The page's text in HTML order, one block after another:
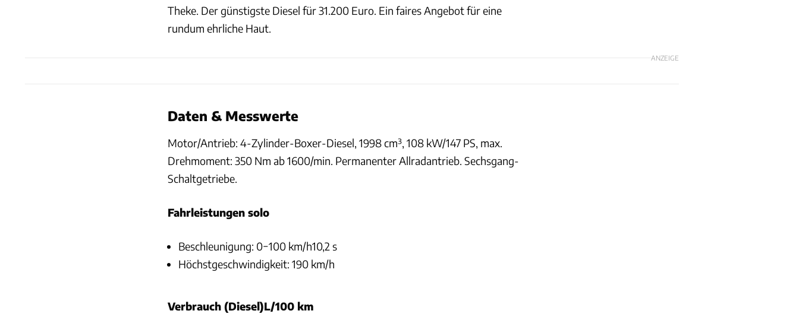
Theke. Der günstigste Diesel für 31.200 Euro. Ein faires Angebot für eine
rundum ehrliche Haut.
ANZEIGE
Daten & Messwerte
Motor/Antrieb: 4-Zylinder-Boxer-Diesel, 1998 cm³, 108 kW/147 PS, max.
Drehmoment: 350 Nm ab 1600/min. Permanenter Allradantrieb. Sechsgang-
Schaltgetriebe.
Fahrleistungen solo
Beschleunigung: 0−100 km/h10,2 s
Höchstgeschwindigkeit: 190 km/h
Verbrauch (Diesel)L/100 km